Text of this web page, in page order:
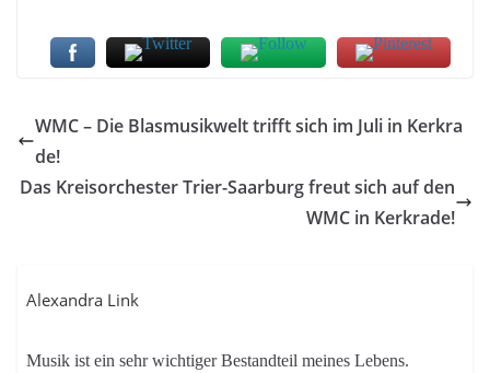
WMC – Die Blasmusikwelt trifft sich im Juli in Kerkra
de!
Das Kreisorchester Trier-Saarburg freut sich auf den
WMC in Kerkrade!
Alexandra Link
Musik ist ein sehr wichtiger Bestandteil meines Lebens.